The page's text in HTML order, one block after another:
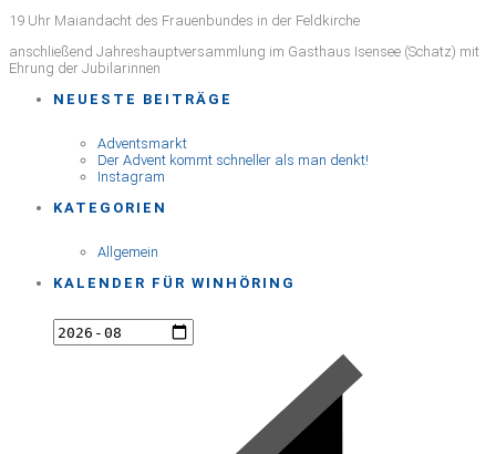
19 Uhr Maiandacht des Frauenbundes in der Feldkirche
anschließend Jahreshauptversammlung im Gasthaus Isensee (Schatz) mit
Ehrung der Jubilarinnen
NEUESTE BEITRÄGE
Adventsmarkt
Der Advent kommt schneller als man denkt!
Instagram
KATEGORIEN
Allgemein
KALENDER FÜR WINHÖRING